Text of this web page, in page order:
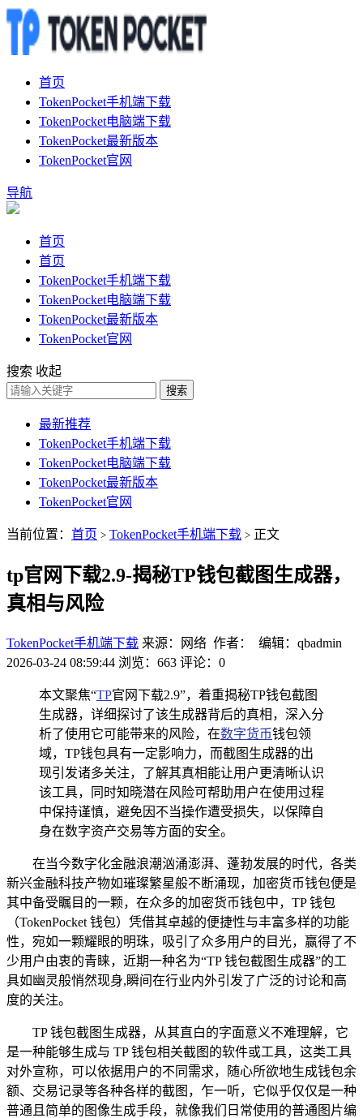
首页
TokenPocket手机端下载
TokenPocket电脑端下载
TokenPocket最新版本
TokenPocket官网
导航
首页
首页
TokenPocket手机端下载
TokenPocket电脑端下载
TokenPocket最新版本
TokenPocket官网
搜索 收起
搜索
最新推荐
TokenPocket手机端下载
TokenPocket电脑端下载
TokenPocket最新版本
TokenPocket官网
当前位置： 首页 > TokenPocket手机端下载 > 正文
tp官网下载2.9-揭秘TP钱包截图生成器，
真相与风险
TokenPocket手机端下载 来源：网络 作者： 编辑：qbadmin
2026-03-24 08:59:44 浏览：663 评论：0
本文聚焦“TP官网下载2.9”，着重揭秘TP钱包截图
生成器，详细探讨了该生成器背后的真相，深入分
析了使用它可能带来的风险，在数字货币钱包领
域，TP钱包具有一定影响力，而截图生成器的出
现引发诸多关注，了解其真相能让用户更清晰认识
该工具，同时知晓潜在风险可帮助用户在使用过程
中保持谨慎，避免因不当操作遭受损失，以保障自
身在数字资产交易等方面的安全。
在当今数字化金融浪潮汹涌澎湃、蓬勃发展的时代，各类
新兴金融科技产物如璀璨繁星般不断涌现，加密货币钱包便是
其中备受瞩目的一颗，在众多的加密货币钱包中，TP 钱包
（TokenPocket 钱包）凭借其卓越的便捷性与丰富多样的功能
性，宛如一颗耀眼的明珠，吸引了众多用户的目光，赢得了不
少用户由衷的青睐，近期一种名为“TP 钱包截图生成器”的工
具如幽灵般悄然现身,瞬间在行业内外引发了广泛的讨论和高
度的关注。
TP 钱包截图生成器，从其直白的字面意义不难理解，它
是一种能够生成与 TP 钱包相关截图的软件或工具，这类工具
对外宣称，可以依据用户的不同需求，随心所欲地生成钱包余
额、交易记录等各种各样的截图，乍一听，它似乎仅仅是一种
普通且简单的图像生成手段，就像我们日常使用的普通图片编